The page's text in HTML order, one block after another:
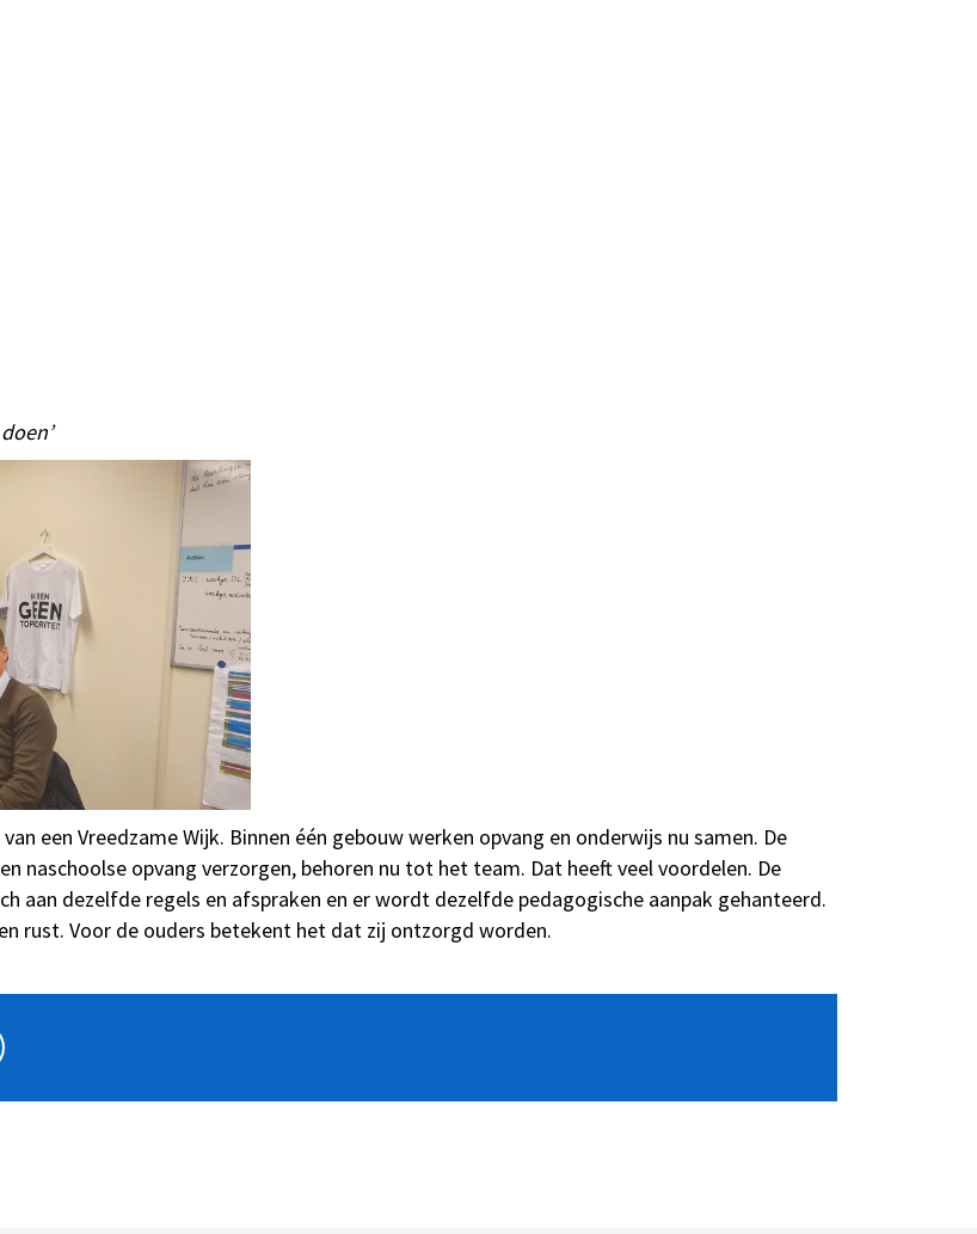
een Vreedzame Wijk. Binnen één gebouw werken opvang en onderwijs nu samen. De
naschoolse opvang verzorgen, behoren nu tot het team. Dat heeft veel voordelen. De
aan dezelfde regels en afspraken en er wordt dezelfde pedagogische aanpak gehanteerd.
rust. Voor de ouders betekent het dat zij ontzorgd worden.